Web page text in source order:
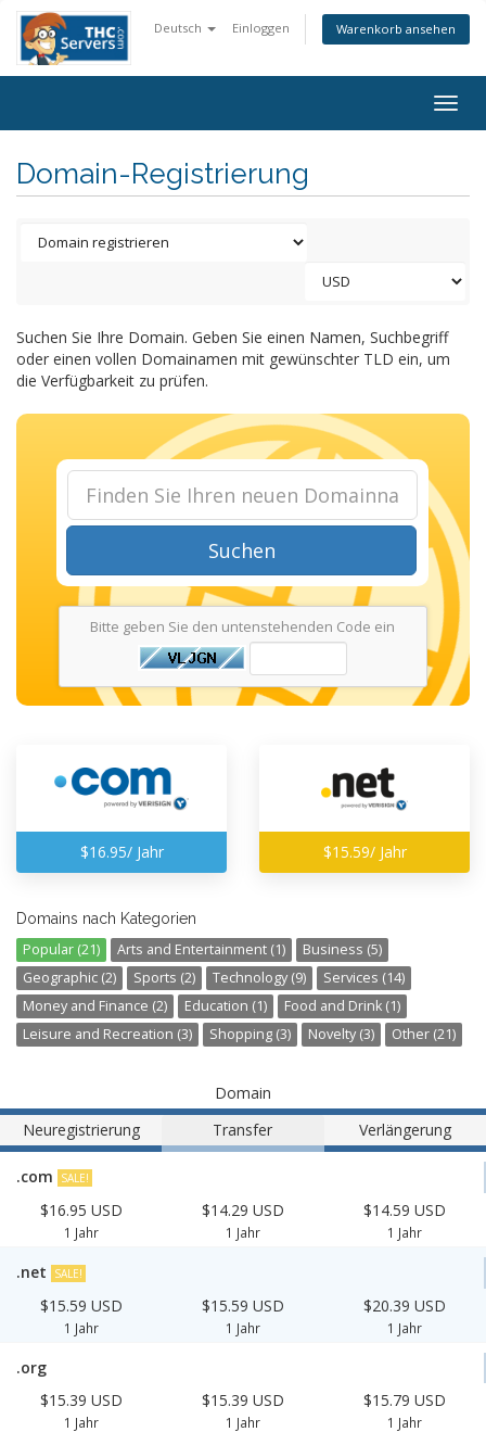
Deutsch Einloggen Warenkorb ansehen
Domain-Registrierung
Suchen Sie Ihre Domain. Geben Sie einen Namen, Suchbegriff
oder einen vollen Domainamen mit gewünschter TLD ein, um
die Verfügbarkeit zu prüfen.
Suchen
Bitte geben Sie den untenstehenden Code ein
$16.95/ Jahr $15.59/ Jahr
Domains nach Kategorien
Popular (21) Arts and Entertainment (1)
Business (5)
Geographic (2)
Sports (2) Technology (9)
Services (14)
Money and Finance (2)
Education (1)
Food and Drink (1)
Leisure and Recreation (3)
Shopping (3) Novelty (3) Other (21)
Domain
Neuregistrierung
Transfer Verlängerung
.com SALE!
$16.95 USD
1 Jahr
$14.29 USD
1 Jahr
$14.59 USD
1 Jahr
.net SALE!
$15.59 USD
1 Jahr
$15.59 USD
1 Jahr
$20.39 USD
1 Jahr
.org
$15.39 USD
1 Jahr
$15.39 USD
1 Jahr
$15.79 USD
1 Jahr